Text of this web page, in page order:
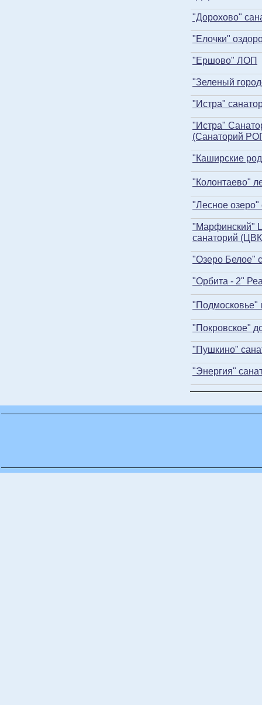
"Дорохово"
"Елочки"
"Ершово" ЛОП
"Зеленый
"Истра"
"Истра"
(Санаторий
"Каширские
"Колонтаево"
"Лесное озеро"
"Марфинский"
санаторий
"Озеро Белое"
"Орбита - 2"
"Подмосковье"
"Покровское"
"Пушкино"
"Энергия"